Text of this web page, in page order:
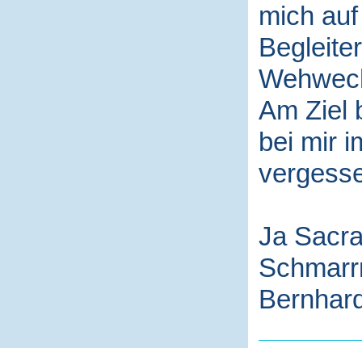
mich
Am Ziel
bei mir
Ja